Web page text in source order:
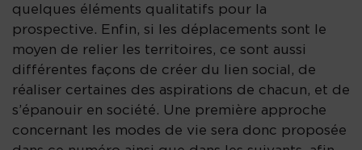
quelques éléments qualitatifs pour la
prospective. Enfin, si les déplacements sont le
moyen de relier les territoires, ce sont aussi
différentes façons de créer du lien social, de
réaliser certaines des aspirations de chacun, et de
s’épanouir en société. Une première approche
concernant les modes de vie sera donc proposée